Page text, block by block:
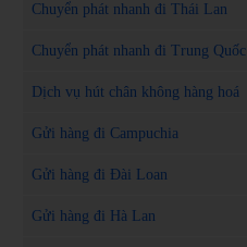
Chuyển phát nhanh đi Thái Lan
Chuyển phát nhanh đi Trung Quốc
Dịch vụ hút chân không hàng hoá
Gửi hàng đi Campuchia
Gửi hàng đi Đài Loan
Gửi hàng đi Hà Lan